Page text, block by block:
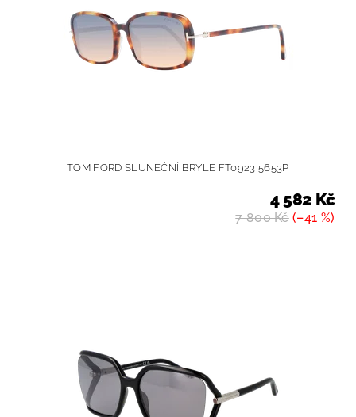
TOM FORD SLUNEČNÍ BRÝLE FT0923 5653P
7 800 Kč(–41 %)
4 582 Kč